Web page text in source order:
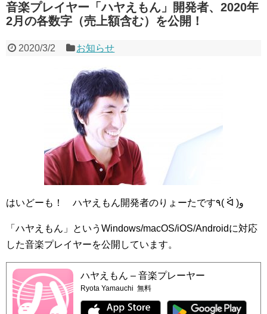
音楽プレイヤー「ハヤえもん」開発者、2020年
2月の各数字（売上額含む）を公開！
2020/3/2 お知らせ
はいどーも！ ハヤえもん開発者のりょーたです٩( ᐛ )و
「ハヤえもん」というWindows/macOS/iOS/Androidに対応
した音楽プレイヤーを公開しています。
ハヤえもん – 音楽プレーヤー
Ryota Yamauchi 無料